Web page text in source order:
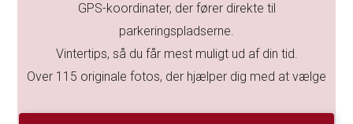
GPS-koordinater, der fører direkte til
parkeringspladserne.
Vintertips, så du får mest muligt ud af din tid.
Over 115 originale fotos, der hjælper dig med at vælge